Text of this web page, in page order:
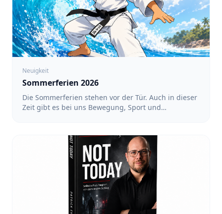
Neuigkeit
Sommerferien 2026
Die Sommerferien stehen vor der Tür. Auch in dieser
Zeit gibt es bei uns Bewegung, Sport und
wir ein Ferienprogramm mit verschiedenen
Angeboten vorbereitet. Alle Termine und
Anmeldungen findet ihr unter: https://team-
sakura.de/fsz/events Karate in Köln-Nippes mit Luin
- Für Kinder von 3 bis 6 Jahren sowie von 6 bis 12
12.08., 17.08., 19.08., 24.08., 26.08. und 31.08.